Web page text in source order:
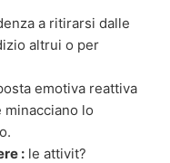
a ritirarsi dalle
altrui o per
emotiva reattiva
lo
: le attivit?